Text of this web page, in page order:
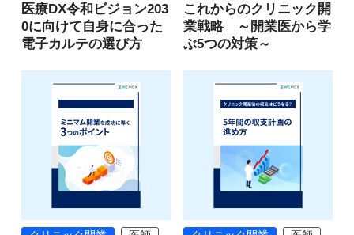
医療DX令和ビジョン203
0に向けて自身に合った
電子カルテの選び方
これからのクリニック開
業戦略 ～開業医から学
ぶ5つの対策～